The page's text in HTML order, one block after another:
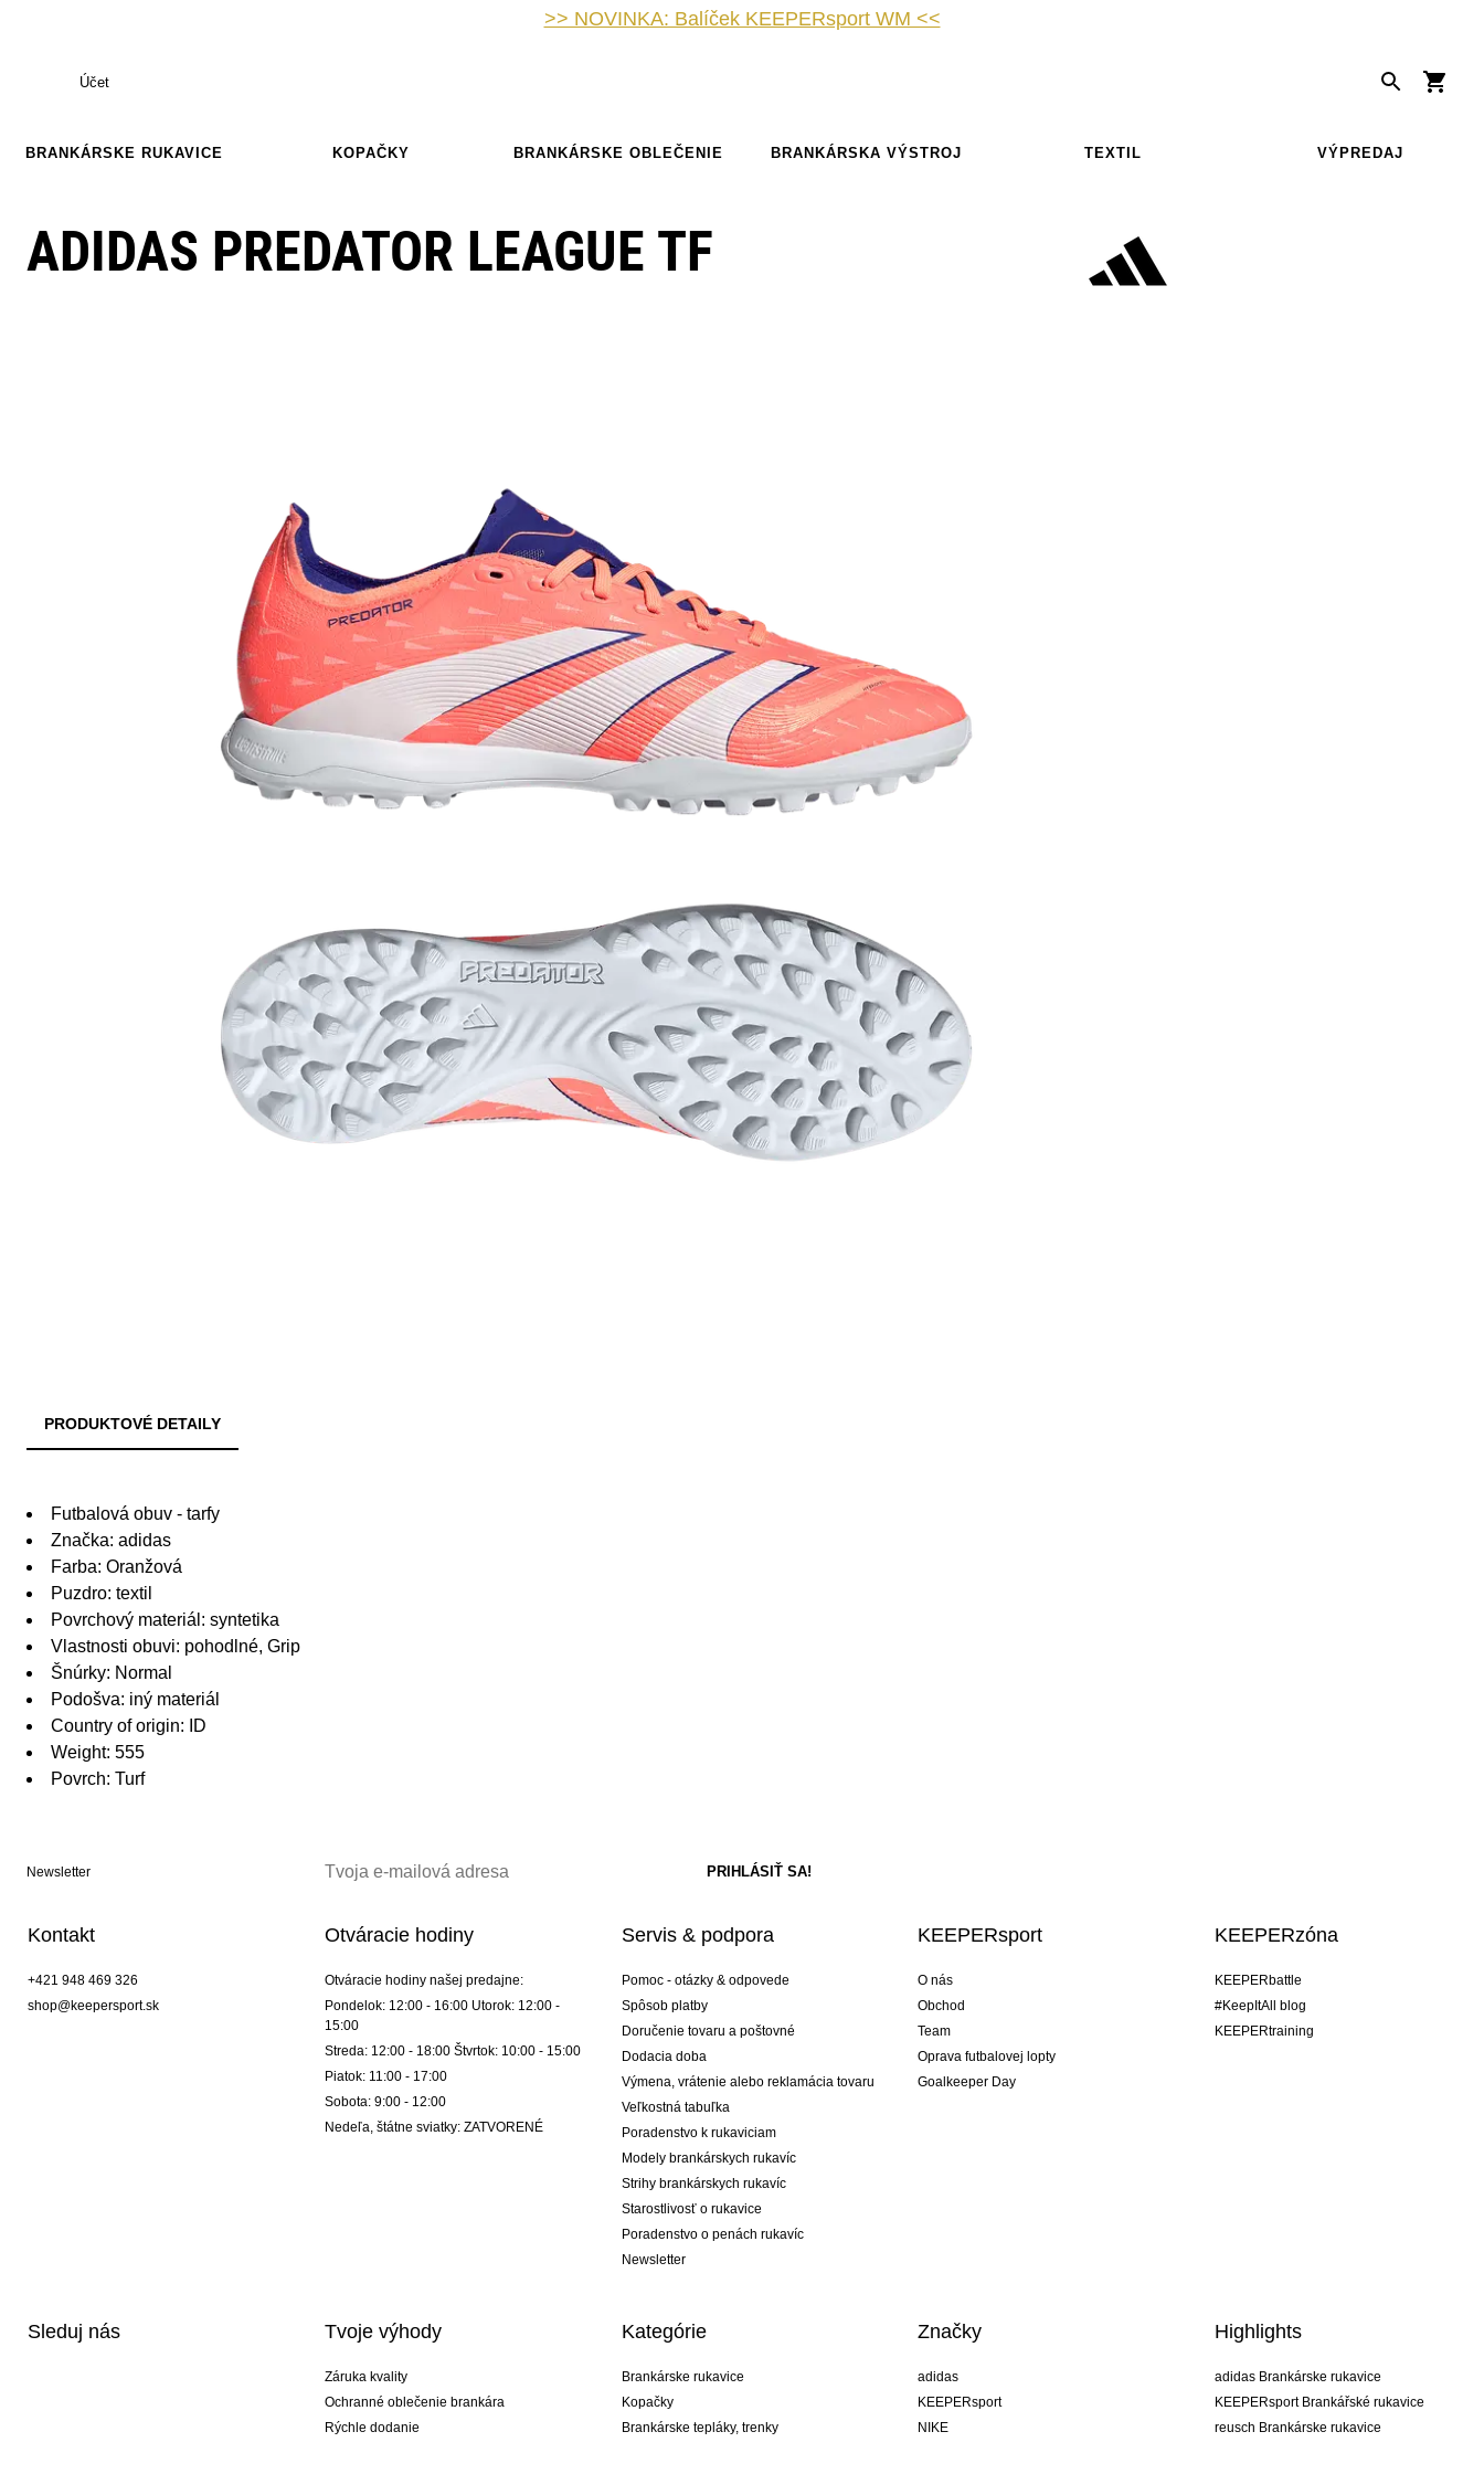
>> NOVINKA: Balíček KEEPERsport WM <<
Účet
BRANKÁRSKE RUKAVICE KOPAČKY BRANKÁRSKE OBLEČENIE BRANKÁRSKA VÝSTROJ TEXTIL VÝPREDAJ
ADIDAS PREDATOR LEAGUE TF
PRODUKTOVÉ DETAILY
Futbalová obuv - tarfy
Značka: adidas
Farba: Oranžová
Puzdro: textil
Povrchový materiál: syntetika
Vlastnosti obuvi: pohodlné, Grip
Šnúrky: Normal
Podošva: iný materiál
Country of origin: ID
Weight: 555
Povrch: Turf
Newsletter
Kontakt
+421 948 469 326
shop@keepersport.sk
Otváracie hodiny
Otváracie hodiny našej predajne:
Pondelok: 12:00 - 16:00 Utorok: 12:00 -
15:00
Streda: 12:00 - 18:00 Štvrtok: 10:00 - 15:00
Piatok: 11:00 - 17:00
Sobota: 9:00 - 12:00
Nedeľa, štátne sviatky: ZATVORENÉ
Servis & podpora
Pomoc - otázky & odpovede
Spôsob platby
Doručenie tovaru a poštovné
Dodacia doba
Výmena, vrátenie alebo reklamácia tovaru
Veľkostná tabuľka
Poradenstvo k rukaviciam
Modely brankárskych rukavíc
Strihy brankárskych rukavíc
Starostlivosť o rukavice
Poradenstvo o penách rukavíc
Newsletter
KEEPERsport
O nás
Obchod
Team
Oprava futbalovej lopty
Goalkeeper Day
KEEPERzóna
KEEPERbattle
#KeepItAll blog
KEEPERtraining
Sleduj nás Tvoje výhody
Záruka kvality
Ochranné oblečenie brankára
Rýchle dodanie
Kategórie
Brankárske rukavice
Kopačky
Brankárske tepláky, trenky
Značky
adidas
KEEPERsport
NIKE
Highlights
adidas Brankárske rukavice
KEEPERsport Brankářské rukavice
reusch Brankárske rukavice